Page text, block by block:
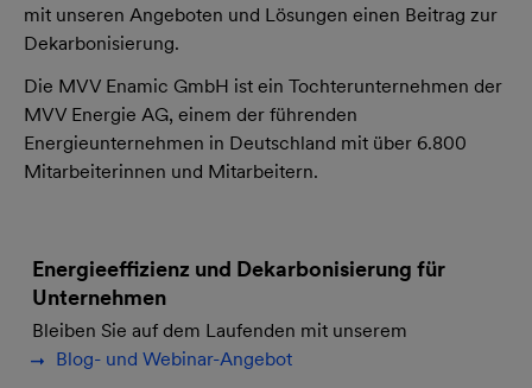
mit unseren Angeboten und Lösungen einen Beitrag zur
Dekarbonisierung.
Die MVV Enamic GmbH ist ein Tochterunternehmen der
MVV Energie AG, einem der führenden
Energieunternehmen in Deutschland mit über 6.800
Mitarbeiterinnen und Mitarbeitern.
Energieeffizienz und Dekarbonisierung für
Unternehmen​
Bleiben Sie auf dem Laufenden mit unserem
Blog- und Webinar-Angebot